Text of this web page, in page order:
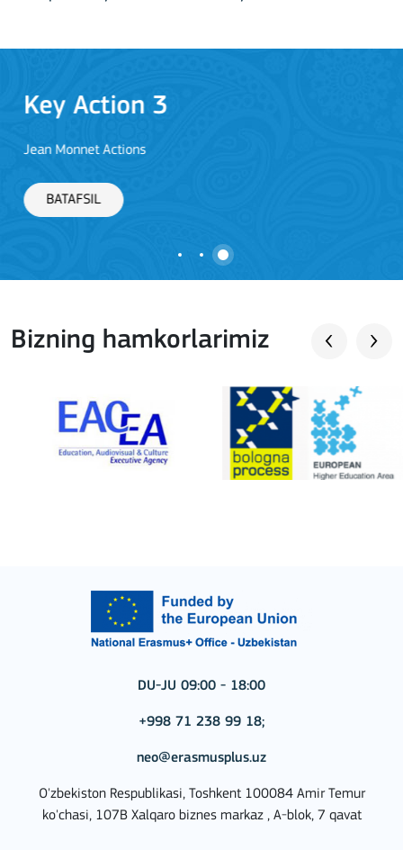
Key Action 3
Jean Monnet Actions
BATAFSIL
Bizning hamkorlarimiz
DU-JU 09:00 - 18:00
+998 71 238 99 18;
neo@erasmusplus.uz
O'zbekiston Respublikasi, Toshkent 100084 Amir Temur
ko'chasi, 107B Xalqaro biznes markaz , A-blok, 7 qavat